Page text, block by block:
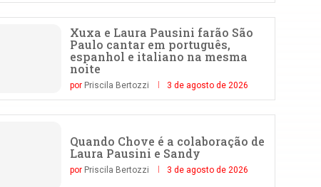
Xuxa e Laura Pausini farão São
Paulo cantar em português,
espanhol e italiano na mesma
noite
por Priscila Bertozzi 3 de agosto de 2026
Quando Chove é a colaboração de
Laura Pausini e Sandy
por Priscila Bertozzi 3 de agosto de 2026